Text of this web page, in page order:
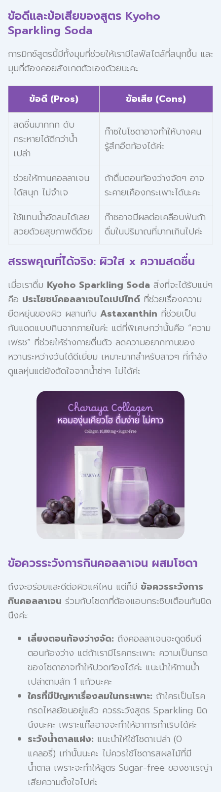
ข้อดีและข้อเสียของสูตร Kyoho
Sparkling Soda
การมิกซ์สูตรนี้มีทั้งมุมที่ช่วยให้เรามีไลฟ์สไตล์ที่สนุกขึ้น และ
มุมที่ต้องคอยสังเกตตัวเองด้วยนะคะ:
ข้อดี (Pros)
ข้อเสีย (Cons)
สดชื่นมากกก ดับ
กระหายได้ดีกว่าน้ำ
เปล่า
ก๊าซในโซดาอาจทำให้บางคน
รู้สึกอืดท้องได้ค่ะ
ช่วยให้ทานคอลลาเจน
ได้สนุก ไม่จำเจ
ถ้าดื่มตอนท้องว่างจัดๆ อาจ
ระคายเคืองกระเพาะได้นะคะ
ใช้แทนน้ำอัดลมได้เลย
สวยด้วยสุขภาพดีด้วย
ก๊าซอาจมีผลต่อเคลือบฟันถ้า
ดื่มในปริมาณที่มากเกินไปค่ะ
สรรพคุณที่ได้จริง: ผิวใส x ความสดชื่น
เมื่อเราดื่ม Kyoho Sparkling Sodaสิ่งที่จะได้รับแน่ๆ
คือ ประโยชน์คอลลาเจนไดเปปไทด์ที่ช่วยเรื่องความ
ยืดหยุ่นของผิว ผสานกับ Astaxanthin ที่ช่วยเป็น
กันแดดแบบกินจากภายในค่ะ แต่ที่พิเศษกว่านั้นคือ “ความ
เฟรช” ที่ช่วยให้ร่างกายตื่นตัว ลดความอยากทานของ
หวานระหว่างวันได้ดีเยี่ยม เหมาะมากสำหรับสาวๆ ที่กำลัง
ดูแลหุ่นแต่ยังตัดใจจากน้ำซ่าๆ ไม่ได้ค่ะ
ข้อควรระวังการกินคอลลาเจน ผสมโซดา
ถึงจะอร่อยและดีต่อผิวแค่ไหน แต่ก็มี ข้อควรระวังการ
กินคอลลาเจน ร่วมกับโซดาที่ต้องแอบกระซิบเตือนกันนิด
นึงค่ะ:
เลี่ยงตอนท้องว่างจัด: ถึงคอลลาเจนจะดูดซึมดี
ตอนท้องว่าง แต่ถ้าเรามีโรคกระเพาะ ความเป็นกรด
ของโซดาอาจทำให้ปวดท้องได้ค่ะ แนะนำให้ทานน้ำ
เปล่าตามสัก 1 แก้วนะคะ
ใครที่มีปัญหาเรื่องลมในกระเพาะ: ถ้าใครเป็นโรค
กรดไหลย้อนอยู่แล้ว ควรระวังสูตร Sparkling นิด
นึงนะคะ เพราะแก๊สอาจจะทำให้อาการกำเริบได้ค่ะ
ระวังน้ำตาลแฝง: แนะนำให้ใช้โซดาเปล่า (0
แคลอรี่) เท่านั้นนะคะ ไม่ควรใช้โซดารสผลไม้ที่มี
น้ำตาล เพราะจะทำให้สูตร Sugar-free ของชาเรญ่า
เสียความตั้งใจไปค่ะ